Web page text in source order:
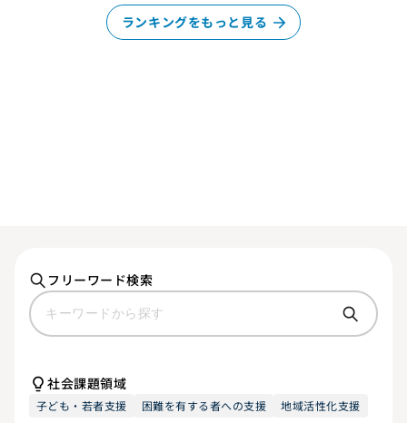
ランキングをもっと見る
フリーワード検索
社会課題領域
子ども・若者支援 困難を有する者への支援 地域活性化支援